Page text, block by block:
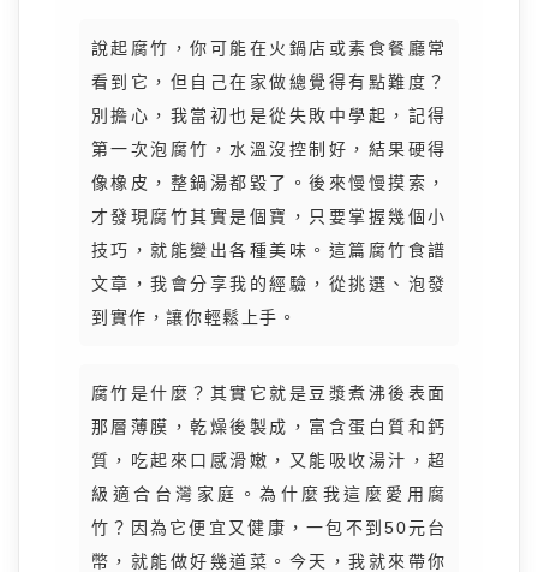
說起腐竹，你可能在火鍋店或素食餐廳常
看到它，但自己在家做總覺得有點難度？
別擔心，我當初也是從失敗中學起，記得
第一次泡腐竹，水溫沒控制好，結果硬得
像橡皮，整鍋湯都毀了。後來慢慢摸索，
才發現腐竹其實是個寶，只要掌握幾個小
技巧，就能變出各種美味。這篇腐竹食譜
文章，我會分享我的經驗，從挑選、泡發
到實作，讓你輕鬆上手。
腐竹是什麼？其實它就是豆漿煮沸後表面
那層薄膜，乾燥後製成，富含蛋白質和鈣
質，吃起來口感滑嫩，又能吸收湯汁，超
級適合台灣家庭。為什麼我這麼愛用腐
竹？因為它便宜又健康，一包不到50元台
幣，就能做好幾道菜。今天，我就來帶你